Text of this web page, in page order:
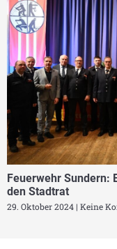
Feuerwehr Sundern:
den Stadtrat
29. Oktober 2024 Keine